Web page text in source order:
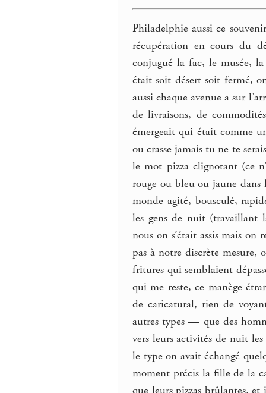
Philadelphie aussi ce
récupération en cours du
conjugué la fac, le musée,
était soit désert soit fermé,
aussi chaque avenue a sur
de livraisons, de
émergeait qui était comme
ou crasse jamais tu ne te
le mot pizza clignotant (ce
rouge ou bleu ou jaune
monde agité, bousculé,
les gens de nuit (travaillant
nous on s’était assis mais
pas à notre discrète mesure,
fritures qui semblaient
qui me reste, ce manège
de caricatural, rien de
autres types — que des
vers leurs activités de nuit les
le type on avait échangé
moment précis la fille de la